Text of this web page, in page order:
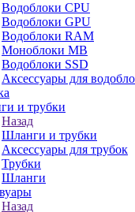
Водоблоки CPU
Водоблоки GPU
Водоблоки RAM
Моноблоки MB
Водоблоки SSD
Аксессуары для
и трубки
Назад
Шланги и трубки
Аксессуары для трубок
Трубки
Шланги
Назад